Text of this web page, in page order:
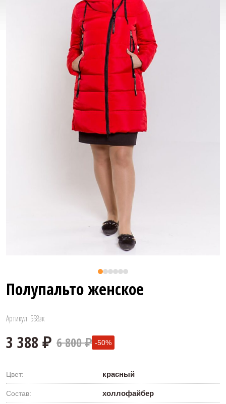
Полупальто женское
Артикул: 558зк
6 800 ₽ -50%
Цвет: красный
Состав: холлофайбер